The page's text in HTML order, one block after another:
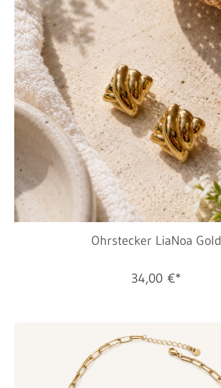
Ohrstecker LiaNoa Gold
34,00 €*